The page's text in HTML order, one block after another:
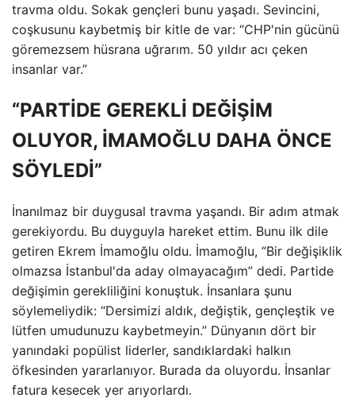
travma oldu. Sokak gençleri bunu yaşadı. Sevincini,
coşkusunu kaybetmiş bir kitle de var: “CHP'nin gücünü
göremezsem hüsrana uğrarım. 50 yıldır acı çeken
insanlar var.”
“PARTİDE GEREKLİ DEĞİŞİM
OLUYOR, İMAMOĞLU DAHA ÖNCE
SÖYLEDİ”
İnanılmaz bir duygusal travma yaşandı. Bir adım atmak
gerekiyordu. Bu duyguyla hareket ettim. Bunu ilk dile
getiren Ekrem İmamoğlu oldu. İmamoğlu, “Bir değişiklik
olmazsa İstanbul'da aday olmayacağım” dedi. Partide
değişimin gerekliliğini konuştuk. İnsanlara şunu
söylemeliydik: “Dersimizi aldık, değiştik, gençleştik ve
lütfen umudunuzu kaybetmeyin.” Dünyanın dört bir
yanındaki popülist liderler, sandıklardaki halkın
öfkesinden yararlanıyor. Burada da oluyordu. İnsanlar
fatura kesecek yer arıyorlardı.